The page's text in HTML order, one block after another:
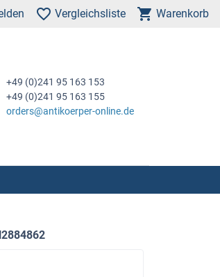
Vergleichsliste Warenkorb
+49 (0)241 95 163 153
+49 (0)241 95 163 155
orders@antikoerper-online.de